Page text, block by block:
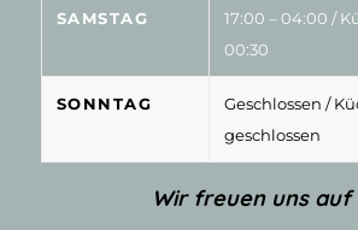
SAMSTAG 17:00 – 04:00 /
00:30
SONNTAG Geschlossen /
geschlossen
Wir freuen uns auf